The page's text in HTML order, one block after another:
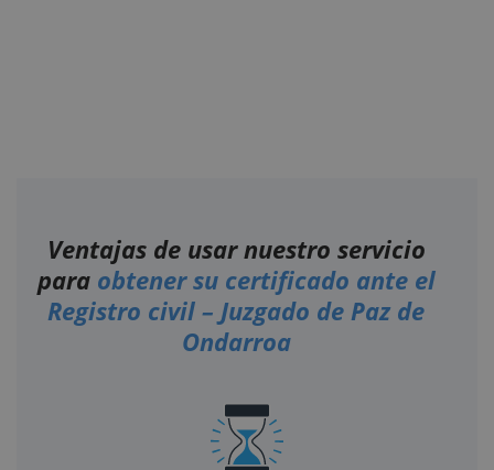
Ventajas de usar nuestro servicio
para obtener su certificado ante el
Registro civil – Juzgado de Paz de
Ondarroa